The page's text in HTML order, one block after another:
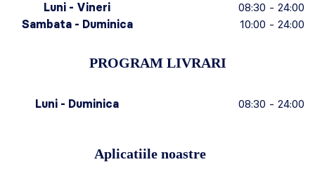
Luni - Vineri
08:30 - 24:00
Sambata - Duminica
10:00 - 24:00
PROGRAM LIVRARI
Luni - Duminica 08:30 - 24:00
Aplicatiile noastre